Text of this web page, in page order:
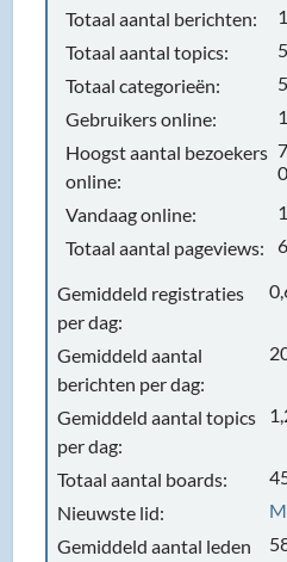
Totaal aantal berichten:
Totaal aantal topics:
Totaal categorieën:
5
Gebruikers online:
Hoogst aantal bezoekers
online:
Vandaag online:
Totaal aantal pageviews:
Gemiddeld registraties
per dag:
Gemiddeld aantal
berichten per dag:
Gemiddeld aantal topics
per dag:
Totaal aantal boards:
Nieuwste lid:
Gemiddeld aantal leden